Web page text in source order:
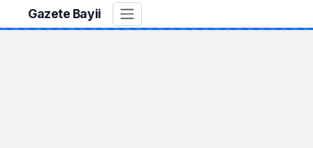
Gazete Bayii